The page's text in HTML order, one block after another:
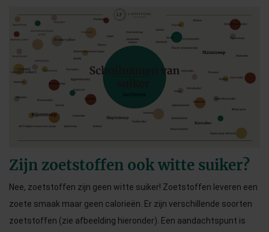
Zijn zoetstoffen ook witte suiker?
Nee, zoetstoffen zijn geen witte suiker! Zoetstoffen leveren een
zoete smaak maar geen calorieën. Er zijn verschillende soorten
zoetstoffen (zie afbeelding hieronder). Een aandachtspunt is